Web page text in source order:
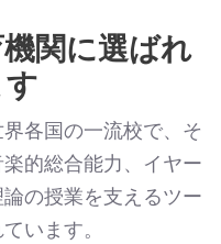
関に選ばれ
各国の一流校で、そ
的総合能力、イヤー
の授業を支えるツー
います。